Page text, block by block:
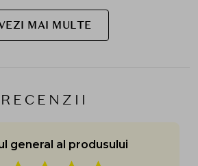
MAI MULTE
RECENZII
general al produsului